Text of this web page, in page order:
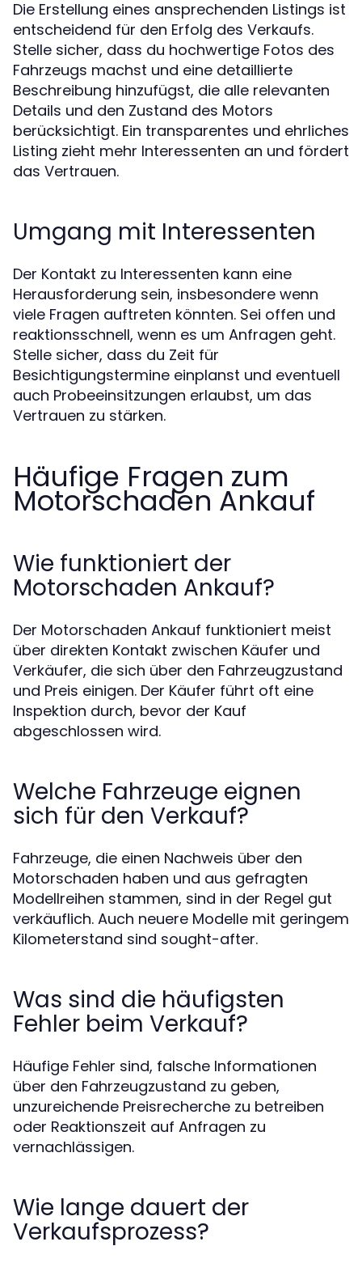
Die Erstellung eines ansprechenden Listings ist
entscheidend für den Erfolg des Verkaufs.
Stelle sicher, dass du hochwertige Fotos des
Fahrzeugs machst und eine detaillierte
Beschreibung hinzufügst, die alle relevanten
Details und den Zustand des Motors
berücksichtigt. Ein transparentes und ehrliches
Listing zieht mehr Interessenten an und fördert
das Vertrauen.
Umgang mit Interessenten
Der Kontakt zu Interessenten kann eine
Herausforderung sein, insbesondere wenn
viele Fragen auftreten könnten. Sei offen und
reaktionsschnell, wenn es um Anfragen geht.
Stelle sicher, dass du Zeit für
Besichtigungstermine einplanst und eventuell
auch Probeeinsitzungen erlaubst, um das
Vertrauen zu stärken.
Häufige Fragen zum
Motorschaden Ankauf
Wie funktioniert der
Motorschaden Ankauf?
Der Motorschaden Ankauf funktioniert meist
über direkten Kontakt zwischen Käufer und
Verkäufer, die sich über den Fahrzeugzustand
und Preis einigen. Der Käufer führt oft eine
Inspektion durch, bevor der Kauf
abgeschlossen wird.
Welche Fahrzeuge eignen
sich für den Verkauf?
Fahrzeuge, die einen Nachweis über den
Motorschaden haben und aus gefragten
Modellreihen stammen, sind in der Regel gut
verkäuflich. Auch neuere Modelle mit geringem
Kilometerstand sind sought-after.
Was sind die häufigsten
Fehler beim Verkauf?
Häufige Fehler sind, falsche Informationen
über den Fahrzeugzustand zu geben,
unzureichende Preisrecherche zu betreiben
oder Reaktionszeit auf Anfragen zu
vernachlässigen.
Wie lange dauert der
Verkaufsprozess?